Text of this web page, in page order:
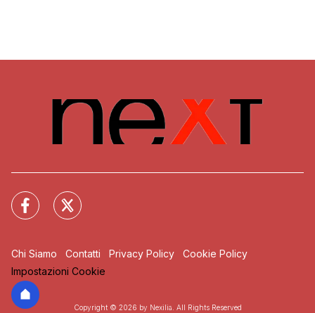
Chi Siamo Contatti Privacy Policy
Cookie Policy
Impostazioni Cookie
Copyright © 2026 by Nexilia. All Rights Reserved